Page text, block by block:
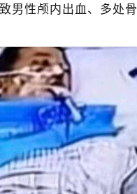
男性颅内出血、多处骨